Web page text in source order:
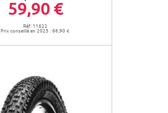
59,90 €
Réf. 11622
Prix conseillé en 2025 : 68,90 €